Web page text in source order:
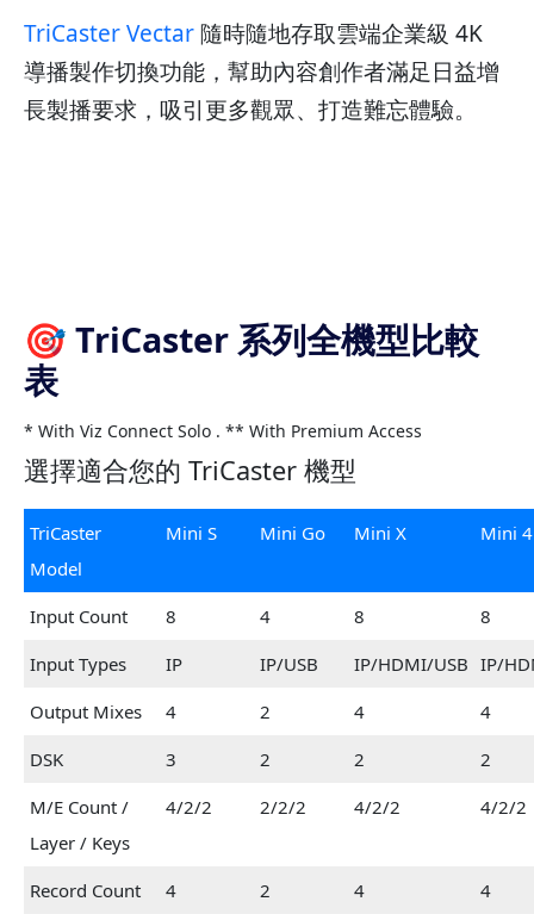
TriCaster Vectar隨時隨地存取雲端企業級 4K
導播製作切換功能，幫助內容創作者滿足日益增
長製播要求，吸引更多觀眾、打造難忘體驗。
🎯 TriCaster 系列全機型比較
表
* With Viz Connect Solo . ** With Premium Access
選擇適合您的 TriCaster 機型
TriCaster
Model
Mini S Mini Go Mini X Mini
Input Count 8 4 8
8
Input Types
IP IP/USB IP/HDMI/USB IP/
Output Mixes
4 2 4
4
DSK
3 2 2
2
M/E Count /
Layer / Keys
4/2/2 2/2/2 4/2/2 4/2/2
Record Count 4 2 4
4